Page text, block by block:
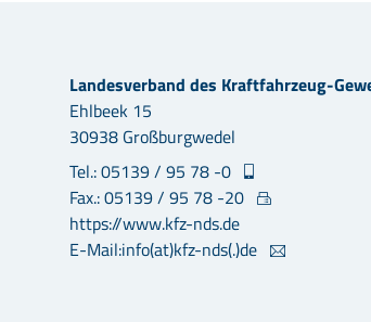
Landesverband des Kraftfahrzeug-
Ehlbeek 15
30938 Großburgwedel
Tel.: 05139 / 95 78 -0
Fax.: 05139 / 95 78 -20
https://www.kfz-nds.de
E-Mail:info(at)kfz-nds(.)de